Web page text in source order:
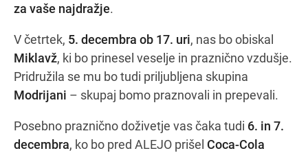
za vaše najdražje.
V četrtek, 5. decembra ob 17. uri, nas bo obiskal
Miklavž, ki bo prinesel veselje in praznično vzdušje.
Pridružila se mu bo tudi priljubljena skupina
Modrijani – skupaj bomo praznovali in prepevali.
Posebno praznično doživetje vas čaka tudi 6. in 7.
decembra, ko bo pred ALEJO prišel Coca-Cola